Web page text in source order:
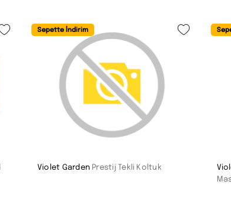
Sepette İndirim
Violet Garden Prestij Tekli Koltuk